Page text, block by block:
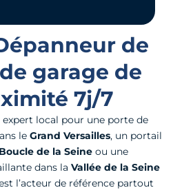
de
garage de
7j/7
expert local pour une porte de
le Grand Versailles, un portail
Boucle de la Seine ou une
dans la Vallée de la Seine
l’acteur de référence partout